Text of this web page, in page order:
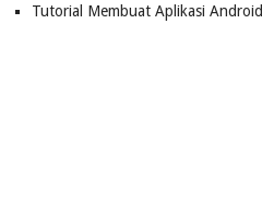
Tutorial Membuat Aplikasi Android